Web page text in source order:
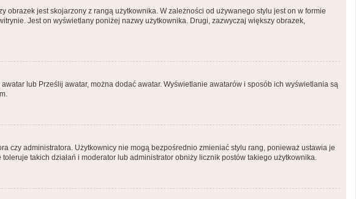
jest skojarzony z rangą użytkownika. W zależności od używanego stylu jest on w formie
Jest on wyświetlany poniżej nazwy użytkownika. Drugi, zazwyczaj większy obrazek,
lub Prześlij awatar, można dodać awatar. Wyświetlanie awatarów i sposób ich wyświetlania są
czy administratora. Użytkownicy nie mogą bezpośrednio zmieniać stylu rang, ponieważ ustawia je
takich działań i moderator lub administrator obniży licznik postów takiego użytkownika.